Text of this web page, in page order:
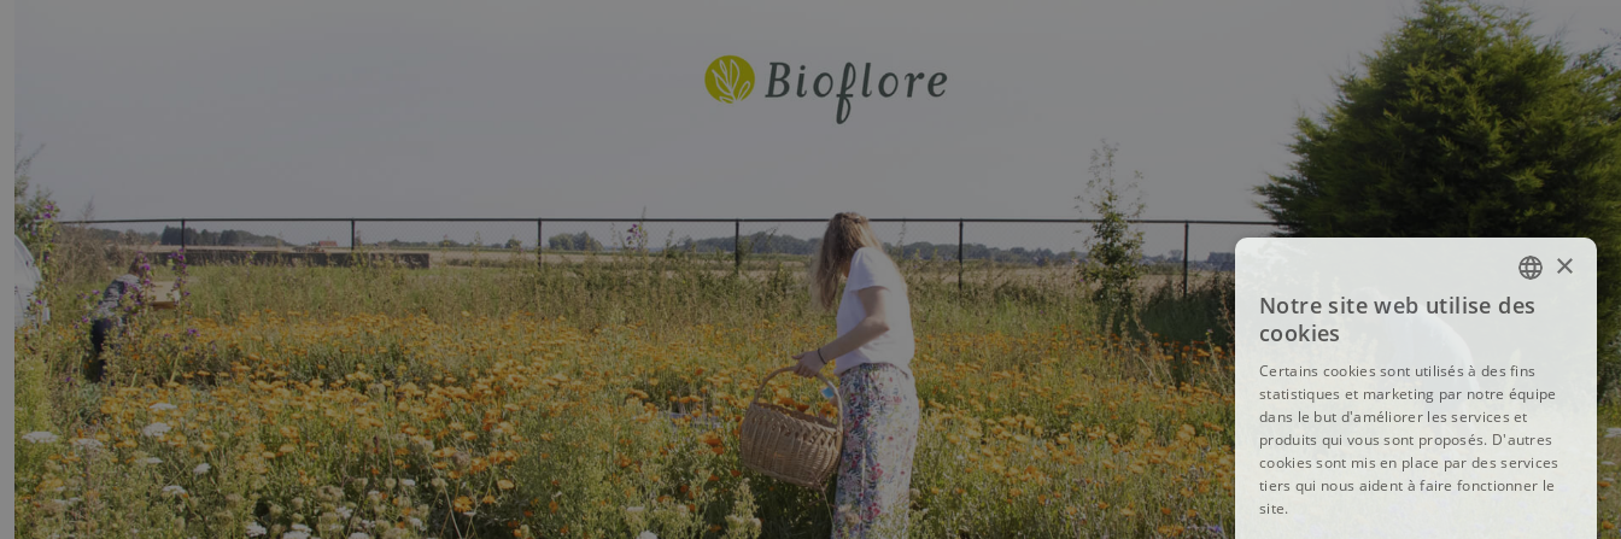
FRENCH
ENGLISH
×
Notre site web utilise des
cookies
Certains cookies sont utilisés à des fins
statistiques et marketing par notre équipe
dans le but d'améliorer les services et
produits qui vous sont proposés. D'autres
cookies sont mis en place par des services
tiers qui nous aident à faire fonctionner le
site.